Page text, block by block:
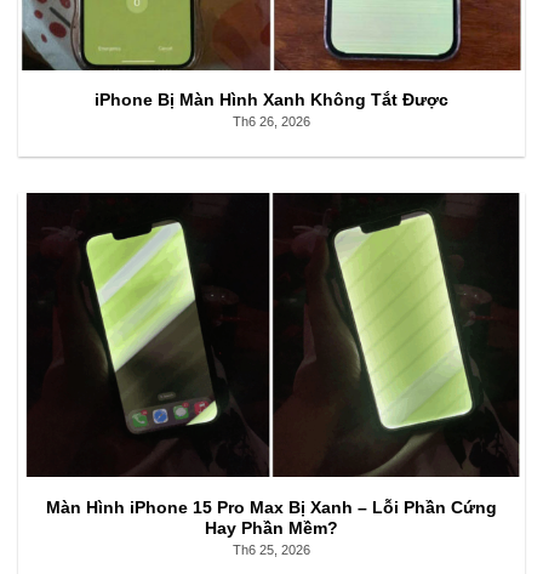
iPhone Bị Màn Hình Xanh Không Tắt Được
Th6 26, 2026
Màn Hình iPhone 15 Pro Max Bị Xanh – Lỗi Phần Cứng
Hay Phần Mềm?
Th6 25, 2026